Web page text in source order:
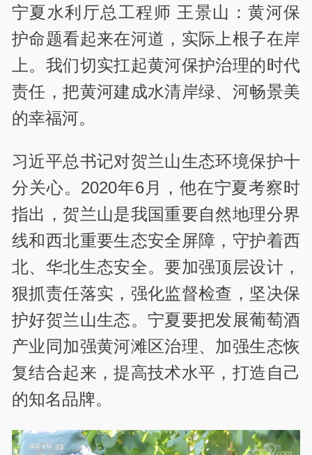
宁夏水利厅总工程师 王景山：黄河保
护命题看起来在河道，实际上根子在岸
上。我们切实扛起黄河保护治理的时代
责任，把黄河建成水清岸绿、河畅景美
的幸福河。
习近平总书记对贺兰山生态环境保护十
分关心。2020年6月，他在宁夏考察时
指出，贺兰山是我国重要自然地理分界
线和西北重要生态安全屏障，守护着西
北、华北生态安全。要加强顶层设计，
狠抓责任落实，强化监督检查，坚决保
护好贺兰山生态。宁夏要把发展葡萄酒
产业同加强黄河滩区治理、加强生态恢
复结合起来，提高技术水平，打造自己
的知名品牌。